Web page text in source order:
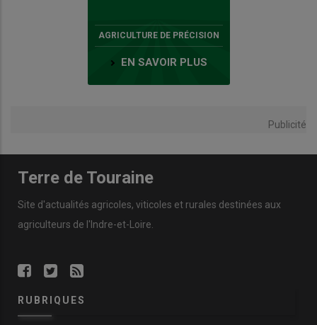
AGRICULTURE DE PRÉCISION
EN SAVOIR PLUS
Publicité
Terre de Touraine
Site d'actualités agricoles, viticoles et rurales destinées aux
agriculteurs de l'Indre-et-Loire.
RUBRIQUES